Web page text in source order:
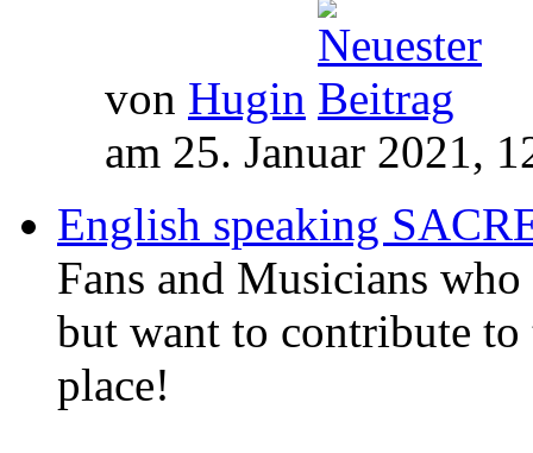
von Hugin
am 25. Januar 2021,
English speaking
Fans and Musicians
but want to contribute to
place!